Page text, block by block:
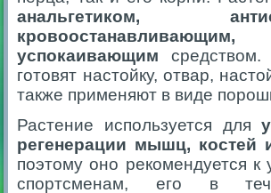
анальгетиком,
успокаивающим
готовят настойку, отвар,
также применяют в виде
Растение используется для
регенерации мышц, костей
поэтому оно рекомендуется к
спортсменам, его в